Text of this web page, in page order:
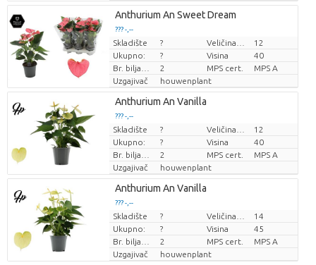
Anthurium An Sweet Dream
??? -,--
Cijena po komadu
Skladište ?
12
Ukupno:
? Visina
40
2 MPS cert.
MPS A
Uzgajivač
houwenplant
Anthurium An Vanilla
??? -,--
Cijena po komadu
Skladište ?
12
Ukupno:
? Visina
40
2 MPS cert.
MPS A
Uzgajivač
houwenplant
Anthurium An Vanilla
??? -,--
Cijena po komadu
Skladište ?
14
Ukupno:
? Visina
45
2 MPS cert.
MPS A
Uzgajivač
houwenplant